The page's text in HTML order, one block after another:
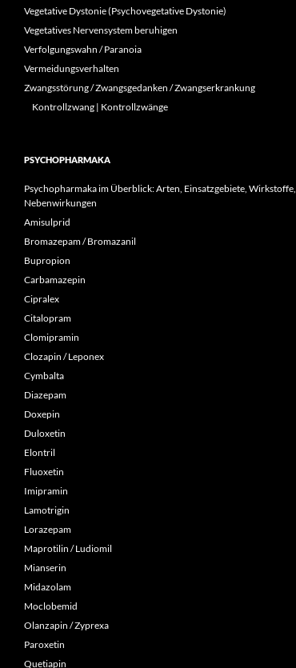
Vegetative Dystonie (Psychovegetative Dystonie)
Vegetatives Nervensystem beruhigen
Verfolgungswahn / Paranoia
Vermeidungsverhalten
Zwangsstörung / Zwangsgedanken / Zwangserkrankung
Kontrollzwang | Kontrollzwänge
PSYCHOPHARMAKA
Psychopharmaka im Überblick: Arten, Einsatzgebiete, Wirkstoffe,
Nebenwirkungen
Amisulprid
Bromazepam / Bromazanil
Bupropion
Carbamazepin
Cipralex
Citalopram
Clomipramin
Clozapin / Leponex
Cymbalta
Diazepam
Doxepin
Duloxetin
Elontril
Fluoxetin
Imipramin
Lamotrigin
Lorazepam
Maprotilin / Ludiomil
Mianserin
Midazolam
Moclobemid
Olanzapin / Zyprexa
Paroxetin
Quetiapin